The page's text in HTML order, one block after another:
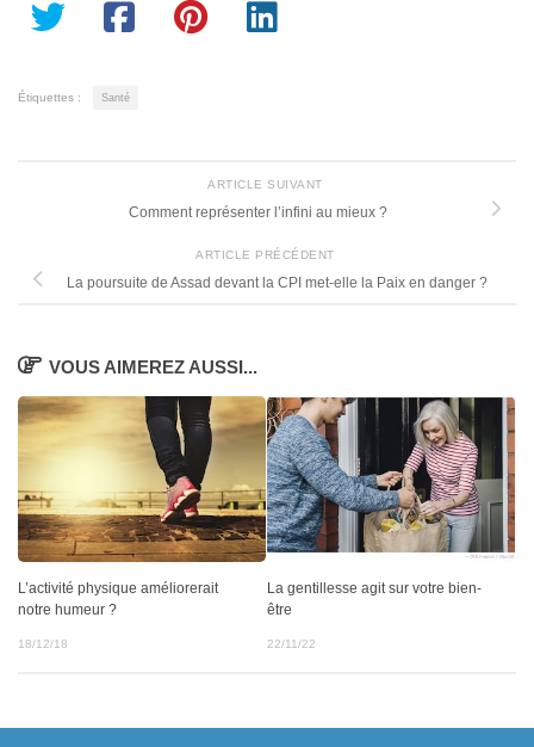
Étiquettes : Santé
ARTICLE SUIVANT
Comment représenter l’infini au mieux ?
ARTICLE PRÉCÉDENT
La poursuite de Assad devant la CPI met-elle la Paix en danger ?
VOUS AIMEREZ AUSSI...
L’activité physique améliorerait
notre humeur ?
18/12/18
La gentillesse agit sur votre bien-
être
22/11/22